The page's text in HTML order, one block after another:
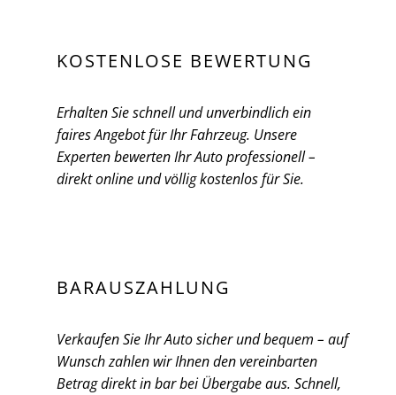
KOSTENLOSE BEWERTUNG
Erhalten Sie schnell und unverbindlich ein
faires Angebot für Ihr Fahrzeug. Unsere
Experten bewerten Ihr Auto professionell –
direkt online und völlig kostenlos für Sie.
BARAUSZAHLUNG
Verkaufen Sie Ihr Auto sicher und bequem – auf
Wunsch zahlen wir Ihnen den vereinbarten
Betrag direkt in bar bei Übergabe aus. Schnell,